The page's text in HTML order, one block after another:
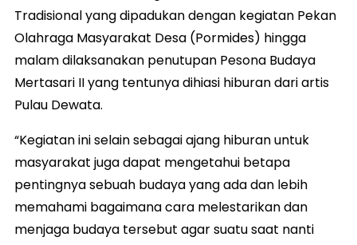
Tradisional yang dipadukan dengan kegiatan Pekan
Olahraga Masyarakat Desa (Pormides) hingga
malam dilaksanakan penutupan Pesona Budaya
Mertasari II yang tentunya dihiasi hiburan dari artis
Pulau Dewata.
“Kegiatan ini selain sebagai ajang hiburan untuk
masyarakat juga dapat mengetahui betapa
pentingnya sebuah budaya yang ada dan lebih
memahami bagaimana cara melestarikan dan
menjaga budaya tersebut agar suatu saat nanti